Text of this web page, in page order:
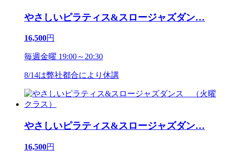
やさしいピラティス&スロージャズダン…
16,500円
毎週金曜 19:00～20:30
8/14は弊社都合により休講
やさしいピラティス&スロージャズダン…
16,500円